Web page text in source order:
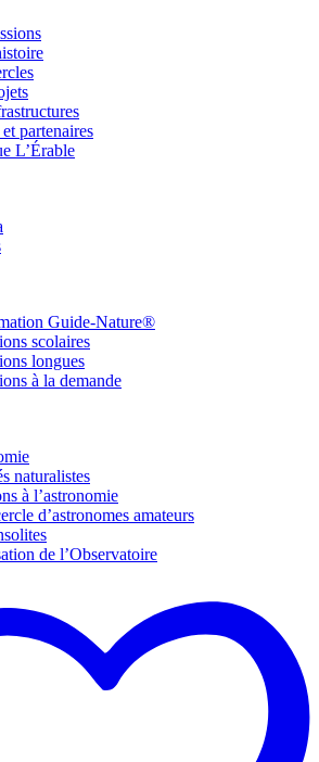
partenaires
L’Érable
Guide-Nature®
scolaires
longues
à la demande
naturalistes
à l’astronomie
d’astronomes amateurs
de l’Observatoire